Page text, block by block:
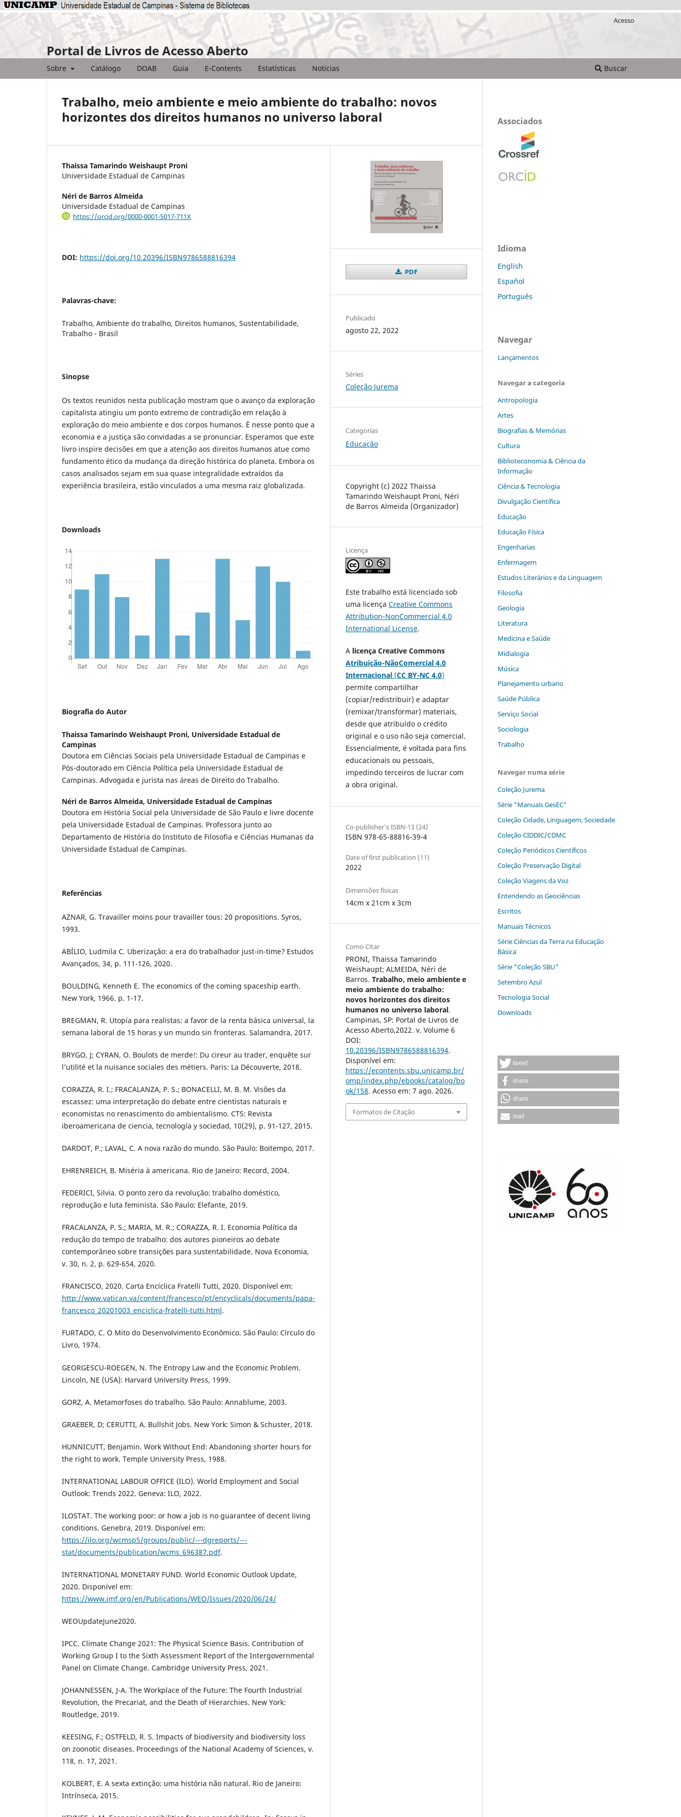
Portal de Livros de Acesso Aberto
Sobre Catálogo DOAB Guia E-Contents Estatísticas Notícias Buscar
Acesso
Trabalho, meio ambiente e meio ambiente do trabalho: novos
horizontes dos direitos humanos no universo laboral
Thaissa Tamarindo Weishaupt Proni
Universidade Estadual de Campinas
Néri de Barros Almeida
Universidade Estadual de Campinas
https://orcid.org/0000-0001-5017-711X
DOI: https://doi.org/10.20396/ISBN9786588816394
Palavras-chave:
Trabalho, Ambiente do trabalho, Direitos humanos, Sustentabilidade,
Trabalho - Brasil
Sinopse
Os textos reunidos nesta publicação mostram que o avanço da exploração
capitalista atingiu um ponto extremo de contradição em relação à
exploração do meio ambiente e dos corpos humanos. É nesse ponto que a
economia e a justiça são convidadas a se pronunciar. Esperamos que este
livro inspire decisões em que a atenção aos direitos humanos atue como
fundamento ético da mudança da direção histórica do planeta. Embora os
casos analisados sejam em sua quase integralidade extraídos da
experiência brasileira, estão vinculados a uma mesma raiz globalizada.
Downloads
Biografia do Autor
Thaissa Tamarindo Weishaupt Proni, Universidade Estadual de
Campinas
Doutora em Ciências Sociais pela Universidade Estadual de Campinas e
Pós-doutorado em Ciência Política pela Universidade Estadual de
Campinas. Advogada e jurista nas áreas de Direito do Trabalho.
Néri de Barros Almeida, Universidade Estadual de Campinas
Doutora em História Social pela Universidade de São Paulo e livre docente
pela Universidade Estadual de Campinas. Professora junto ao
Departamento de História do Instituto de Filosofia e Ciências Humanas da
Universidade Estadual de Campinas.
Referências
AZNAR, G. Travailler moins pour travailler tous: 20 propositions. Syros,
1993.
ABÍLIO, Ludmila C. Uberização: a era do trabalhador just-in-time? Estudos
Avançados, 34, p. 111-126, 2020.
BOULDING, Kenneth E. The economics of the coming spaceship earth.
New York, 1966. p. 1-17.
BREGMAN, R. Utopía para realistas: a favor de la renta básica universal, la
semana laboral de 15 horas y un mundo sin fronteras. Salamandra, 2017.
BRYGO, J; CYRAN, O. Boulots de merde!: Du cireur au trader, enquête sur
l’utilité et la nuisance sociales des métiers. Paris: La Découverte, 2018.
CORAZZA, R. I.; FRACALANZA, P. S.; BONACELLI, M. B. M. Visões da
escassez: uma interpretação do debate entre cientistas naturais e
economistas no renascimento do ambientalismo. CTS: Revista
iberoamericana de ciencia, tecnología y sociedad, 10(29), p. 91-127, 2015.
DARDOT, P.; LAVAL, C. A nova razão do mundo. São Paulo: Boitempo, 2017.
EHRENREICH, B. Miséria à americana. Rio de Janeiro: Record, 2004.
FEDERICI, Silvia. O ponto zero da revolução: trabalho doméstico,
reprodução e luta feminista. São Paulo: Elefante, 2019.
FRACALANZA, P. S.; MARIA, M. R.; CORAZZA, R. I. Economia Política da
redução do tempo de trabalho: dos autores pioneiros ao debate
contemporâneo sobre transições para sustentabilidade. Nova Economia,
v. 30, n. 2, p. 629-654, 2020.
FRANCISCO, 2020. Carta Encíclica Fratelli Tutti, 2020. Disponível em:
http://www.vatican.va/content/francesco/pt/encyclicals/documents/papa-
francesco_20201003_enciclica-fratelli-tutti.html.
FURTADO, C. O Mito do Desenvolvimento Econômico. São Paulo: Círculo do
Livro, 1974.
GEORGESCU-ROEGEN, N. The Entropy Law and the Economic Problem.
Lincoln, NE (USA): Harvard University Press, 1999.
GORZ, A. Metamorfoses do trabalho. São Paulo: Annablume, 2003.
GRAEBER, D; CERUTTI, A. Bullshit Jobs. New York: Simon & Schuster, 2018.
HUNNICUTT, Benjamin. Work Without End: Abandoning shorter hours for
the right to work. Temple University Press, 1988.
INTERNATIONAL LABOUR OFFICE (ILO). World Employment and Social
Outlook: Trends 2022. Geneva: ILO, 2022.
ILOSTAT. The working poor: or how a job is no guarantee of decent living
conditions. Genebra, 2019. Disponível em:
https://ilo.org/wcmsp5/groups/public/---dgreports/---
stat/documents/publication/wcms_696387.pdf.
INTERNATIONAL MONETARY FUND. World Economic Outlook Update,
2020. Disponível em:
https://www.imf.org/en/Publications/WEO/Issues/2020/06/24/
WEOUpdateJune2020.
IPCC. Climate Change 2021: The Physical Science Basis. Contribution of
Working Group I to the Sixth Assessment Report of the Intergovernmental
Panel on Climate Change. Cambridge University Press, 2021.
JOHANNESSEN, J-A. The Workplace of the Future: The Fourth Industrial
Revolution, the Precariat, and the Death of Hierarchies. New York:
Routledge, 2019.
KEESING, F.; OSTFELD, R. S. Impacts of biodiversity and biodiversity loss
on zoonotic diseases. Proceedings of the National Academy of Sciences, v.
118, n. 17, 2021.
KOLBERT, E. A sexta extinção: uma história não natural. Rio de Janeiro:
Intrínseca, 2015.
PDF
Publicado
agosto 22, 2022
Séries
Coleção Jurema
Categorias
Educação
Copyright (c) 2022 Thaissa
Tamarindo Weishaupt Proni, Néri
de Barros Almeida (Organizador)
Licença
Este trabalho está licenciado sob
uma licença Creative Commons
Attribution-NonCommercial 4.0
International License.
A licença Creative Commons
Atribuição-NãoComercial 4.0
Internacional (CC BY-NC 4.0)
permite compartilhar
(copiar/redistribuir) e adaptar
(remixar/transformar) materiais,
desde que atribuído o crédito
original e o uso não seja comercial.
Essencialmente, é voltada para fins
educacionais ou pessoais,
impedindo terceiros de lucrar com
a obra original.
Co-publisher's ISBN-13 (24)
ISBN 978-65-88816-39-4
Date of first publication (11)
2022
Dimensões físicas
14cm x 21cm x 3cm
Como Citar
PRONI, Thaissa Tamarindo
Weishaupt; ALMEIDA, Néri de
Barros. Trabalho, meio ambiente e
meio ambiente do trabalho:
novos horizontes dos direitos
humanos no universo laboral.
Campinas, SP: Portal de Livros de
Acesso Aberto,2022. v. Volume 6
DOI:
10.20396/ISBN9786588816394.
Disponível em:
https://econtents.sbu.unicamp.br/
omp/index.php/ebooks/catalog/bo
ok/158. Acesso em: 7 ago. 2026.
Formatos de Citação
Associados
Idioma
English
Español
Português
Navegar
Lançamentos
Navegar a categoria
Antropologia
Artes
Biografias & Memórias
Cultura
Biblioteconomia & Ciência da
Informação
Ciência & Tecnologia
Divulgação Científica
Educação
Educação Física
Engenharias
Enfermagem
Estudos Literários e da Linguagem
Filosofia
Geologia
Literatura
Medicina e Saúde
Midialogia
Música
Planejamento urbano
Saúde Pública
Serviço Social
Sociologia
Trabalho
Navegar numa série
Coleção Jurema
Série "Manuais GesEC"
Coleção Cidade, Linguagem, Sociedade
Coleção CIDDIC/CDMC
Coleção Periódicos Científicos
Coleção Preservação Digital
Coleção Viagens da Voz
Entendendo as Geociências
Escritos
Manuais Técnicos
Série Ciências da Terra na Educação
Básica
Série "Coleção SBU"
Setembro Azul
Tecnologia Social
Downloads
tweet
share
share
mail